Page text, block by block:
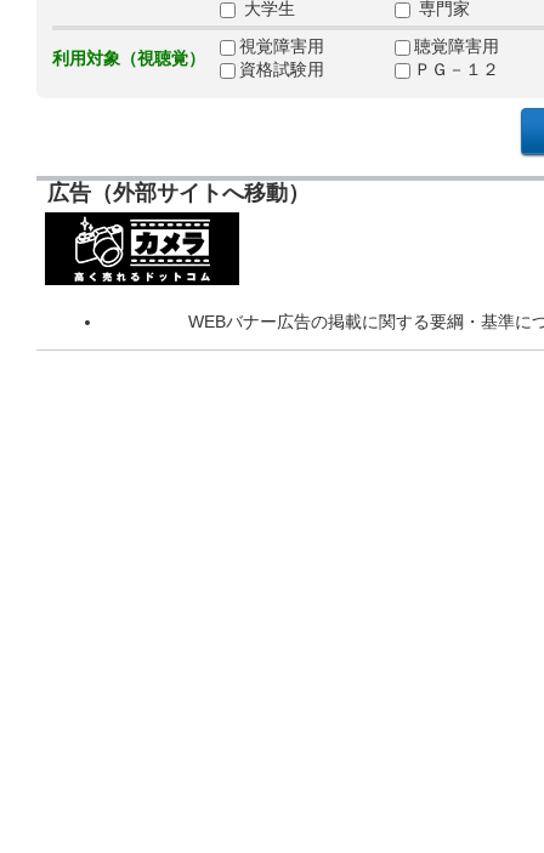
大学生
専門家
利用対象（視聴覚）
視覚障害用
聴覚障害用
資格試験用
ＰＧ－１２
広告（外部サイトへ移動）
WEBバナー広告の掲載に関する要綱・基準に